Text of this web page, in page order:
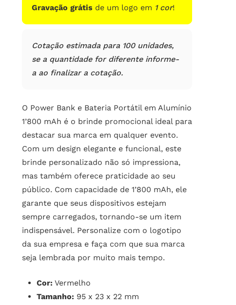
Gravação grátis de um logo em 1 cor!
Cotação estimada para 100 unidades,
se a quantidade for diferente informe-
a ao finalizar a cotação.
O Power Bank e Bateria Portátil em Alumínio
1’800 mAh é o brinde promocional ideal para
destacar sua marca em qualquer evento.
Com um design elegante e funcional, este
brinde personalizado não só impressiona,
mas também oferece praticidade ao seu
público. Com capacidade de 1’800 mAh, ele
garante que seus dispositivos estejam
sempre carregados, tornando-se um item
indispensável. Personalize com o logotipo
da sua empresa e faça com que sua marca
seja lembrada por muito mais tempo.
Cor: Vermelho
Tamanho: 95 x 23 x 22 mm